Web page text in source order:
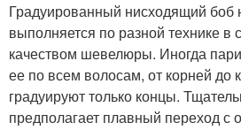
Градуированный нисходящий боб
выполняется по разной технике в
качеством шевелюры. Иногда
ее по всем волосам, от корней до
градуируют только концы.
предполагает плавный переход с